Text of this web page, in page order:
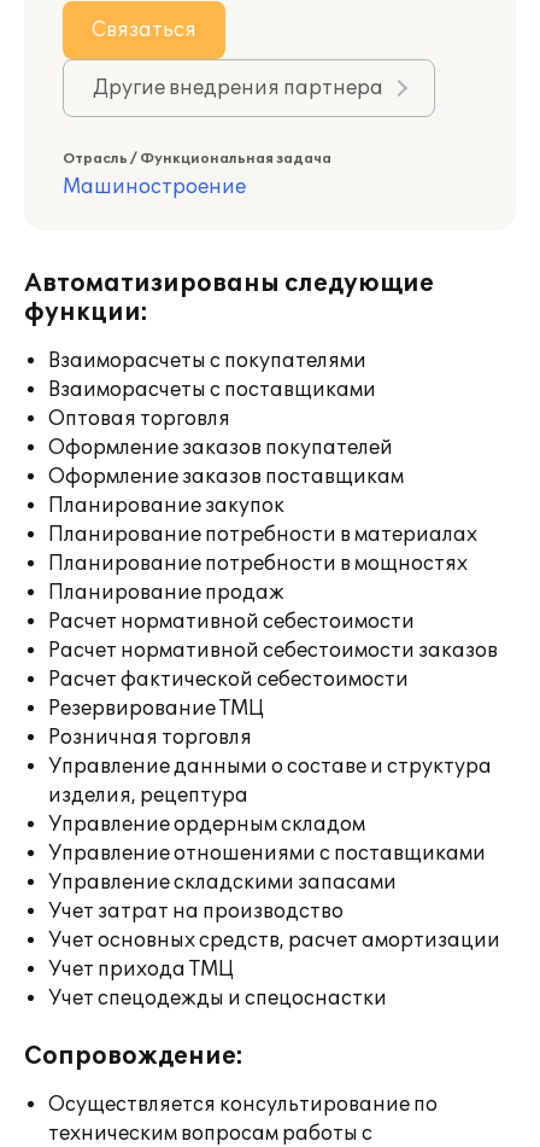
Связаться
Другие внедрения партнера
Отрасль / Функциональная задача
Машиностроение
Автоматизированы следующие
функции:
Взаиморасчеты с покупателями
Взаиморасчеты с поставщиками
Оптовая торговля
Оформление заказов покупателей
Оформление заказов поставщикам
Планирование закупок
Планирование потребности в материалах
Планирование потребности в мощностях
Планирование продаж
Расчет нормативной себестоимости
Расчет нормативной себестоимости заказов
Расчет фактической себестоимости
Резервирование ТМЦ
Розничная торговля
Управление данными о составе и структура
изделия, рецептура
Управление ордерным складом
Управление отношениями с поставщиками
Управление складскими запасами
Учет затрат на производство
Учет основных средств, расчет амортизации
Учет прихода ТМЦ
Учет спецодежды и спецоснастки
Сопровождение:
Осуществляется консультирование по
техническим вопросам работы с